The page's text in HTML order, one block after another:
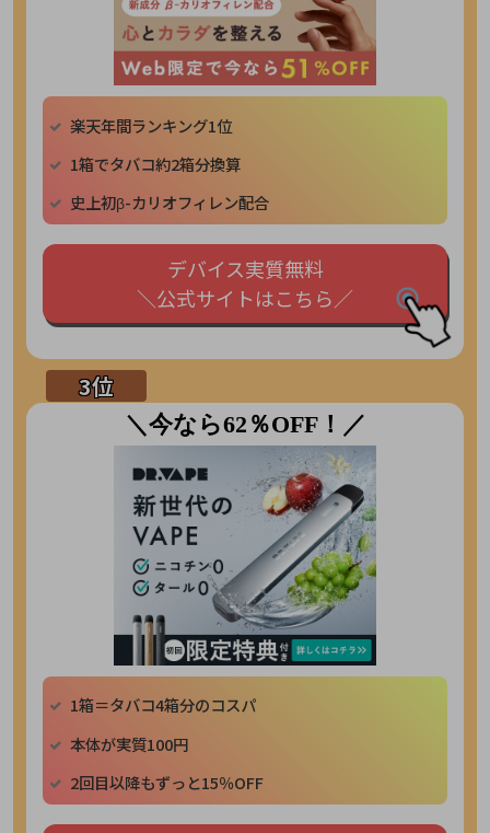
楽天年間ランキング1位
1箱でタバコ約2箱分換算
史上初β-カリオフィレン配合
デバイス実質無料
＼公式サイトはこちら／
＼今なら62％OFF！／
1箱＝タバコ4箱分のコスパ
本体が実質100円
2回目以降もずっと15％OFF